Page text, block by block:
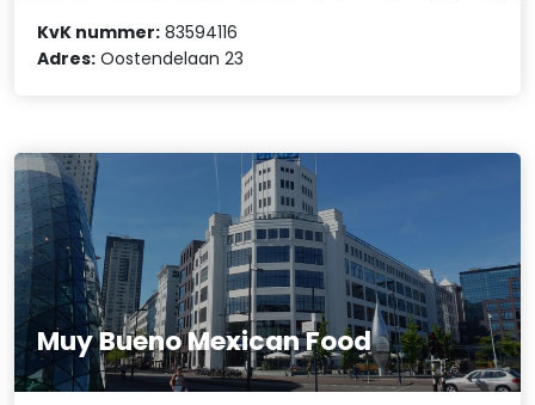
KvK nummer: 83594116
Adres: Oostendelaan 23
Muy Bueno Mexican Food